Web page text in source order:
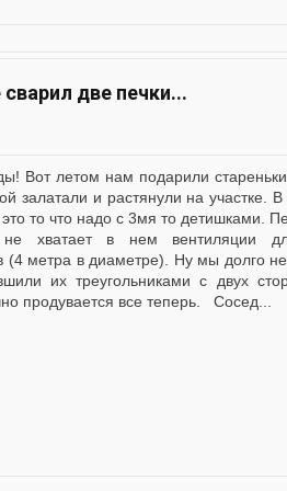
две печки...
залатали и растянули на участке. В
то что надо с 3мя то детишками.
не хватает в нем вентиляции
(4 метра в диаметре). Ну мы долго
их треугольниками с двух
продувается все теперь. Сосед...